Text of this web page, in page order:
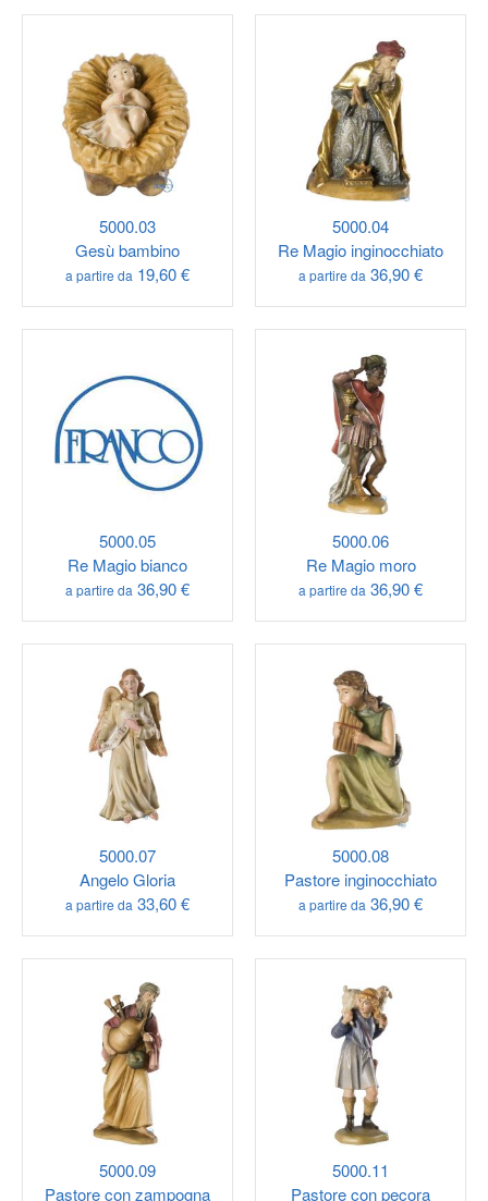
5000.03
Gesù bambino
a partire da 19,60 €
5000.04
Re Magio inginocchiato
a partire da 36,90 €
5000.05
Re Magio bianco
a partire da 36,90 €
5000.06
Re Magio moro
a partire da 36,90 €
5000.07
Angelo Gloria
a partire da 33,60 €
5000.08
Pastore inginocchiato
a partire da 36,90 €
5000.09
Pastore con zampogna
5000.11
Pastore con pecora